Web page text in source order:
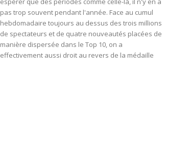
pas trop souvent pendant l'année. Face au cumul
hebdomadaire toujours au dessus des trois millions
de spectateurs et de quatre nouveautés placées de
manière dispersée dans le Top 10, on a
effectivement aussi droit au revers de la médaille